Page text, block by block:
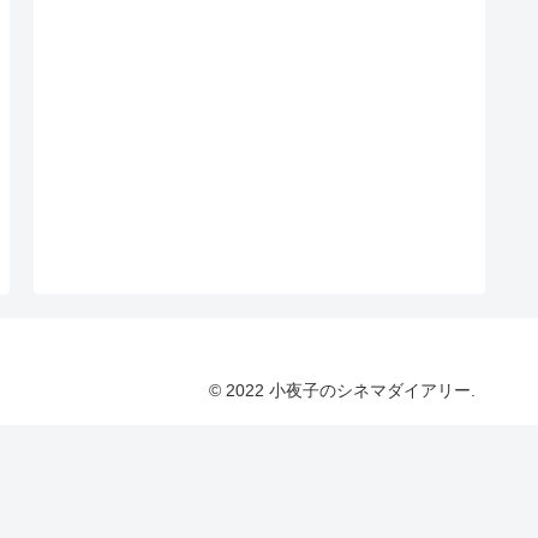
© 2022 小夜子のシネマダイアリー.